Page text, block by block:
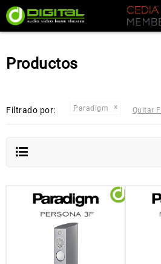
Productos
Filtrado por: Paradigm Quitar